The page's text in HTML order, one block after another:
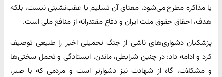
یا مذاکره مطرح می‌شود، معنای آن تسلیم یا عقب‌نشینی نیست، بلکه
هدف، احقاق حقوق ملت ایران و دفاع مقتدرانه از منافع ملی است.
پزشکیان دشواری‌های ناشی از جنگ تحمیلی اخیر را طبیعی توصیف
کرد و ادامه داد: در چنین شرایطی، ماندن، ایستادگی و تحمل سختی‌ها
و مشکلات، گاه از شهادت نیز دشوارتر است و مردمی که با صبر،